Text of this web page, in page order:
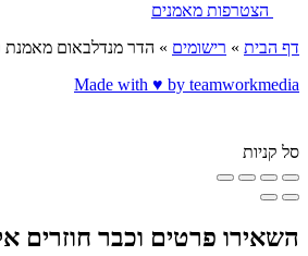
הצטרפות מאמנים
דף הבית » רישומים » הדר מנדלבאום מאמנת
Made with ♥️ by teamworkmedia
סל קניות
השאירו פרטים וכבר חוזרים